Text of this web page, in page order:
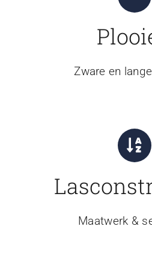
Zware en
Maatwerk &